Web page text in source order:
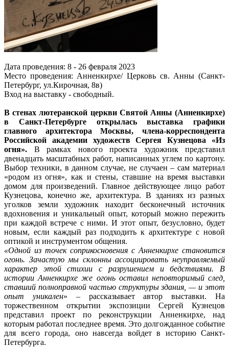
Дата проведения: 8 - 26 февраля 2023
Место проведения: Анненкирхе/ Церковь св. Анны (Санкт-
Петербург, ул.Кирочная, 8в)
Вход на выставку - свободный.
В стенах лютеранской церкви Святой Анны (Анненкирхе)
в Санкт-Петербурге открылась выставка графики
главного архитектора Москвы, члена-корреспондента
Российской академии художеств Сергея Кузнецова «Из
огня». В рамках нового проекта художник представил
двенадцать масштабных работ, написанных углем по картону.
Выбор техники, в данном случае, не случаен – сам материал
«родом из огня», как и стены, ставшие на время выставки
домом для произведений. Главное действующее лицо работ
Кузнецова, конечно же, архитектура. В зданиях из разных
уголков земли художник находит бесконечный источник
вдохновения и уникальный опыт, который можно пережить
при каждой встрече с ними. И этот опыт, безусловно, будет
новым, если каждый раз подходить к архитектуре с новой
оптикой и инструментом общения.
«Одной из точек соприкосновения с Анненкирхе становится
огонь. Зачастую мы склонны ассоциировать неуправляемый
характер этой стихии с разрушением и бедствиями. В
истории Анненкирхе же огонь оставил неповторимый след,
ставший полноправной частью структуры здания, — и этот
опыт уникален» – рассказывает автор выставки. На
торжественном открытии экспозиции Сергей Кузнецов
представил проект по реконструкции Анненкирхе, над
которым работал последнее время. Это долгожданное событие
для всего города, оно навсегда войдет в историю Санкт-
Петербурга.